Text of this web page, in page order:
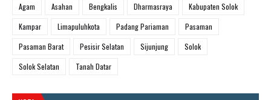
Agam Asahan Bengkalis Dharmasraya
Kabupaten Solok
Kampar
Limapuluhkota Padang Pariaman
Pasaman
Pasaman Barat
Pesisir Selatan Sijunjung
Solok
Solok Selatan
Tanah Datar